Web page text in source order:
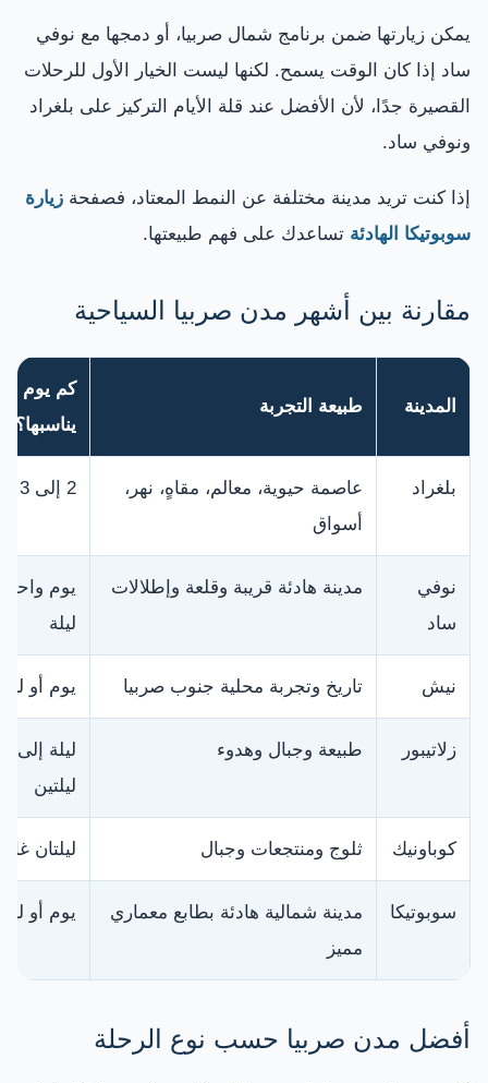
يمكن زيارتها ضمن برنامج شمال صربيا، أو دمجها مع نوفي
ساد إذا كان الوقت يسمح. لكنها ليست الخيار الأول للرحلات
القصيرة جدًا، لأن الأفضل عند قلة الأيام التركيز على بلغراد
ونوفي ساد.
إذا كنت تريد مدينة مختلفة عن النمط المعتاد، فصفحة زيارة
سوبوتيكا الهادئة تساعدك على فهم طبيعتها.
مقارنة بين أشهر مدن صربيا السياحية
المدينة طبيعة التجربة
كم يوم
يناسبها؟
بلغراد
عاصمة حيوية، معالم، مقاهٍ، نهر،
أسواق
2 إلى 3 أيام
نوفي
ساد
مدينة هادئة قريبة وقلعة وإطلالات
يوم واحد
ليلة
نيش تاريخ وتجربة محلية جنوب صربيا يوم أو
زلاتيبور طبيعة وجبال وهدوء
ليلة إلى
ليلتين
كوباونيك ثلوج ومنتجعات وجبال ليلتان
سوبوتيكا
مدينة شمالية هادئة بطابع معماري
مميز
يوم أو
أفضل مدن صربيا حسب نوع الرحلة